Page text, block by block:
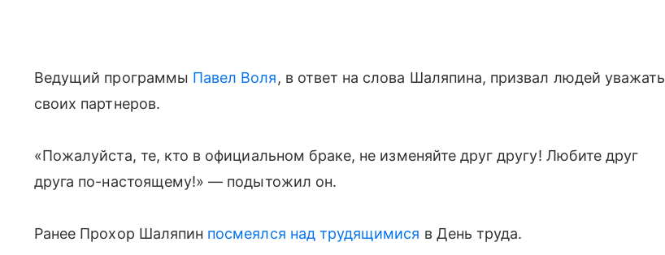
Ведущий программы Павел Воля, в ответ на слова Шаляпина, призвал людей уважать
своих партнеров.
«Пожалуйста, те, кто в официальном браке, не изменяйте друг другу! Любите друг
друга по-настоящему!» — подытожил он.
Ранее Прохор Шаляпин посмеялся над трудящимися в День труда.